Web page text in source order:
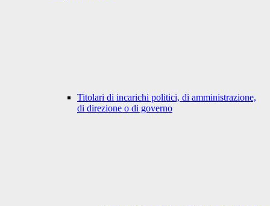
Titolari di incarichi politici, di amministrazione,
di direzione o di governo